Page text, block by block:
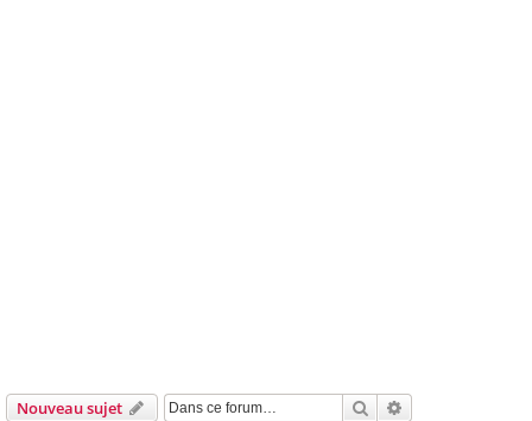
Nouveau sujet Rechercher